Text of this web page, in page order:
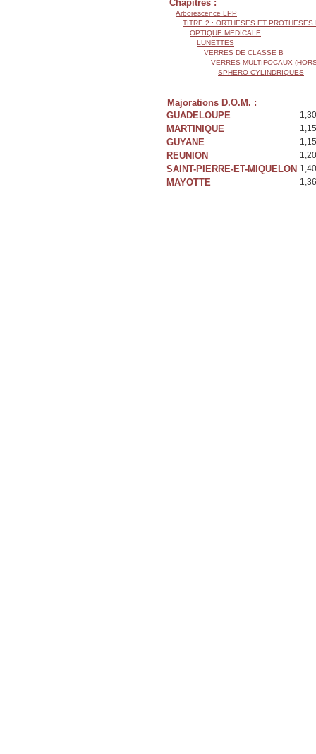
Chapitres :
Arborescence LPP
TITRE 2 : ORTHESES ET PROTHESES
OPTIQUE MEDICALE
LUNETTES
VERRES DE CLASSE B
VERRES MULTIFOCAUX
SPHERO-CYLINDRIQUES
Majorations D.O.M. :
GUADELOUPE
MARTINIQUE
GUYANE
REUNION
SAINT-PIERRE-ET-MIQUELON
MAYOTTE